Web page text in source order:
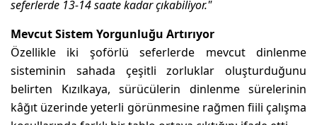
seferlerde 13-14 saate kadar çıkabiliyor."
Mevcut Sistem Yorgunluğu Artırıyor
Özellikle iki şoförlü seferlerde mevcut dinlenme
sisteminin sahada çeşitli zorluklar oluşturduğunu
belirten Kızılkaya, sürücülerin dinlenme sürelerinin
kâğıt üzerinde yeterli görünmesine rağmen fiili çalışma